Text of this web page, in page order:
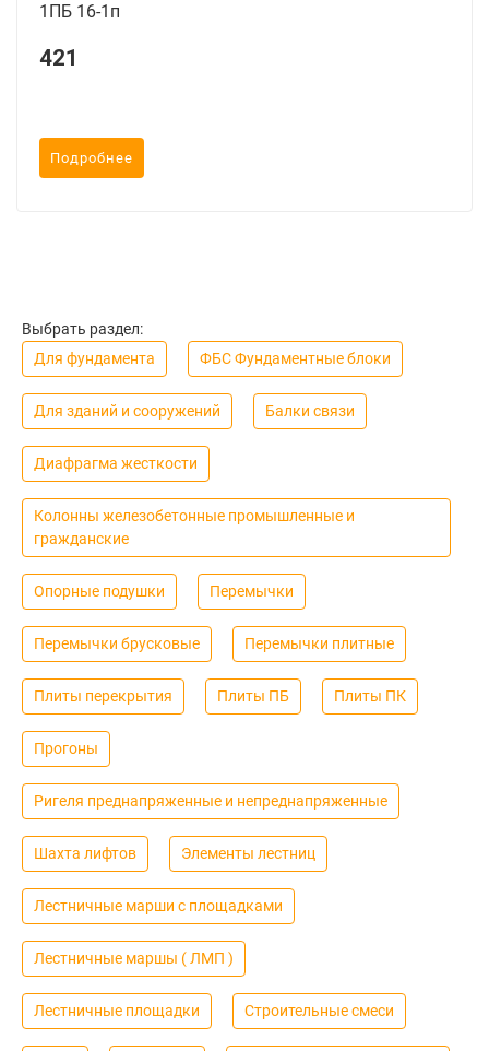
1ПБ 16-1п
421
Подробнее
Выбрать раздел:
Для фундамента
ФБС Фундаментные блоки
Для зданий и сооружений Балки связи
Диафрагма жесткости
Колонны железобетонные промышленные и
гражданские
Опорные подушки Перемычки
Перемычки брусковые Перемычки плитные
Плиты перекрытия Плиты ПБ Плиты ПК
Прогоны
Ригеля преднапряженные и непреднапряженные
Шахта лифтов Элементы лестниц
Лестничные марши с площадками
Лестничные маршы ( ЛМП )
Лестничные площадки Строительные смеси